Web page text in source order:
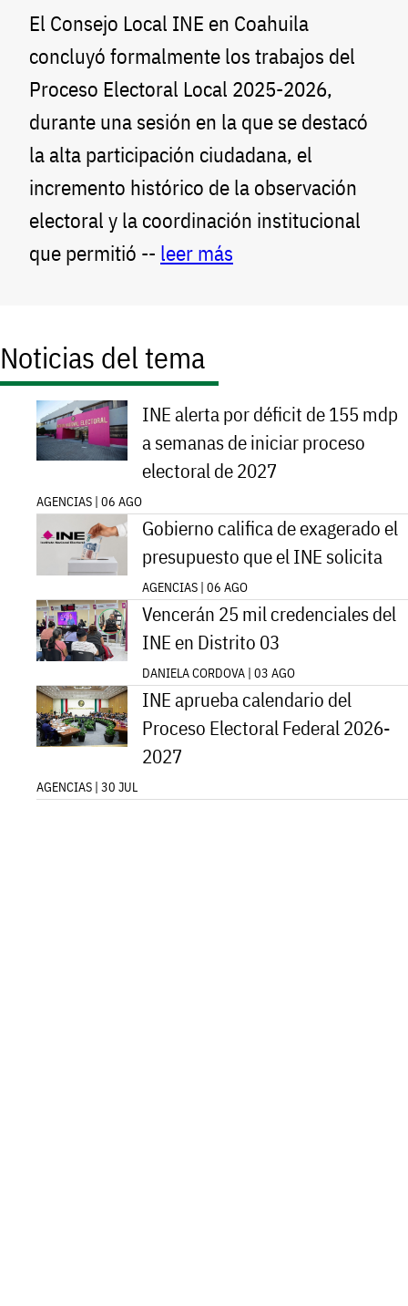
El Consejo Local INE en Coahuila
concluyó formalmente los trabajos del
Proceso Electoral Local 2025-2026,
durante una sesión en la que se destacó
la alta participación ciudadana, el
incremento histórico de la observación
electoral y la coordinación institucional
que permitió -- leer más
Noticias del tema
INE alerta por déficit de 155 mdp
a semanas de iniciar proceso
electoral de 2027
AGENCIAS | 06 AGO
Gobierno califica de exagerado el
presupuesto que el INE solicita
AGENCIAS | 06 AGO
Vencerán 25 mil credenciales del
INE en Distrito 03
DANIELA CORDOVA | 03 AGO
INE aprueba calendario del
Proceso Electoral Federal 2026-
2027
AGENCIAS | 30 JUL